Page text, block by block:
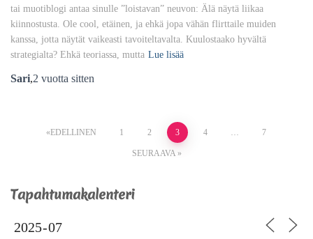
tai muotiblogi antaa sinulle ”loistavan” neuvon: Älä näytä liikaa
kiinnostusta. Ole cool, etäinen, ja ehkä jopa vähän flirttaile muiden
kanssa, jotta näytät vaikeasti tavoiteltavalta. Kuulostaako hyvältä
strategialta? Ehkä teoriassa, mutta Lue lisää
Sari,2 vuotta sitten
EDELLINEN 1 2 3 4 … 7
SEURAAVA
Tapahtumakalenteri